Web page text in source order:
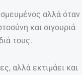
αλλά όταν
και σιγουριά
τους.
αλλά εκτιμάει και